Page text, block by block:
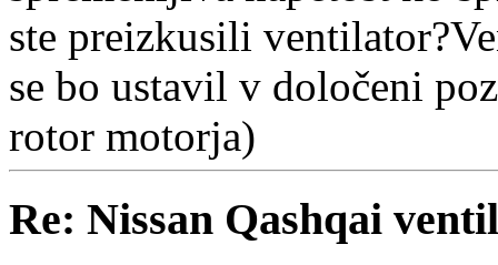
ste preizkusili
se bo ustavil v določeni
rotor motorja)
Re: Nissan Qashqai